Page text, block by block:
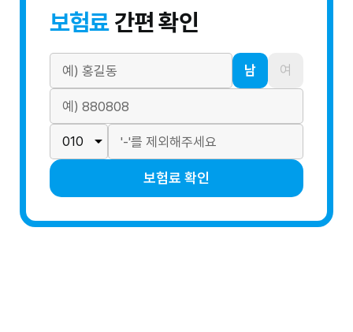
보험료간편 확인
남 여
보험료 확인